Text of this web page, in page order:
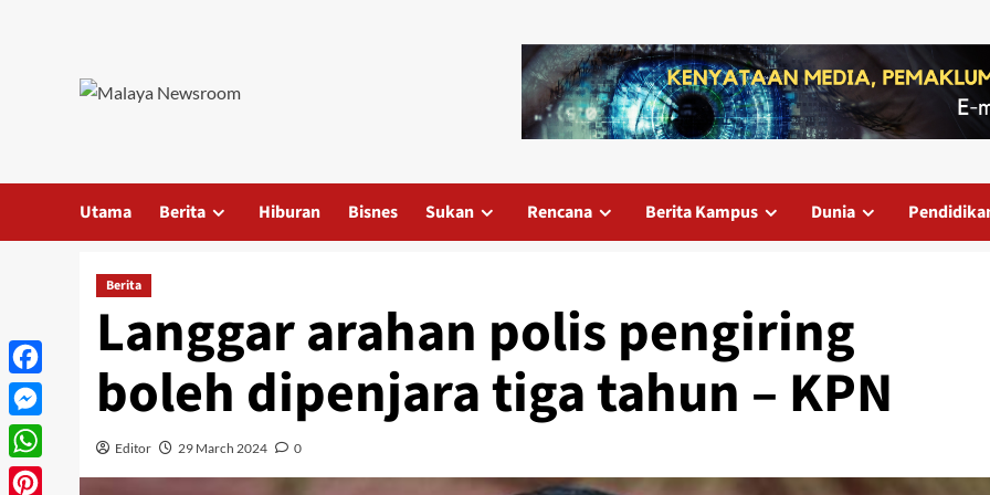
Utama Berita Hiburan Bisnes Sukan Rencana Berita Kampus Dunia
Berita
Langgar arahan polis pengiring
boleh dipenjara tiga tahun – KPN
Editor 29 March 2024 0
Facebook
Messenger
WhatsApp